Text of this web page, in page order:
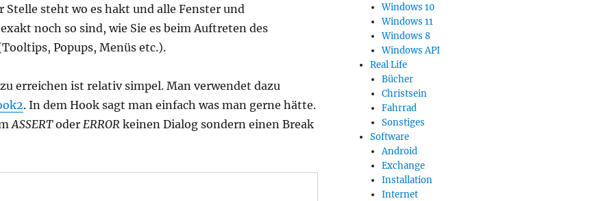
Stelle steht wo es hakt und alle Fenster und
noch so sind, wie Sie es beim Auftreten des
Popups, Menüs etc.).
zu erreichen ist relativ simpel. Man verwendet dazu
. In dem Hook sagt man einfach was man gerne hätte.
ASSERToder ERROR keinen Dialog sondern einen Break
Windows 10
Windows 11
Windows 8
Windows API
Real Life
Bücher
Christsein
Fahrrad
Sonstiges
Software
Android
Exchange
Installation
Internet